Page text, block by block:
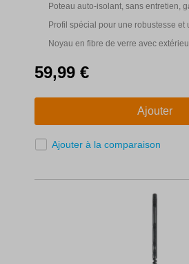
Poteau auto-isolant, sans entretien,
Profil spécial pour une robustesse et
Noyau en fibre de verre avec
59,99 €
Ajouter
Ajouter à la comparaison